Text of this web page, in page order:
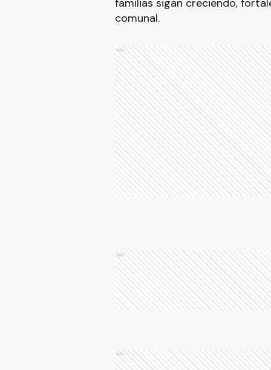
familias sigan creciendo,
comunal.
Ads
Ads
Ads